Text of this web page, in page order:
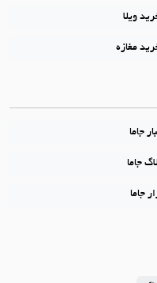
ویلا
مغازه
جاما
جاما
جاما